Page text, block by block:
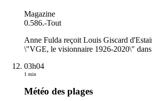
Magazine
0.586.-Tout
Anne Fulda reçoit Louis Giscard
\"VGE, le visionnaire 1926-2020\"
03h04
1 min
Météo des plages